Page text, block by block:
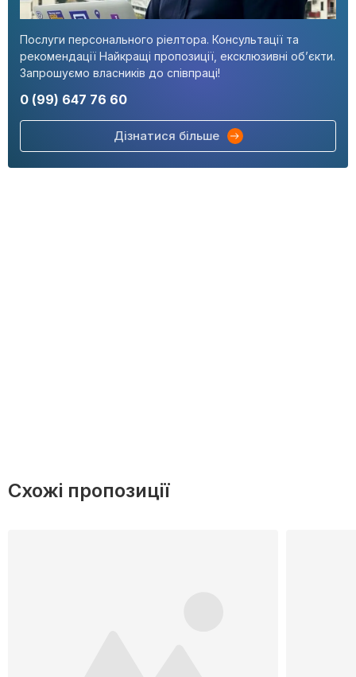
Послуги персонального ріелтора. Консультації та
рекомендації Найкращі пропозиції, ексклюзивні об’єкти.
Запрошуємо власників до співпраці!
0 (99) 647 76 60
Дізнатися більше
Схожі пропозиції